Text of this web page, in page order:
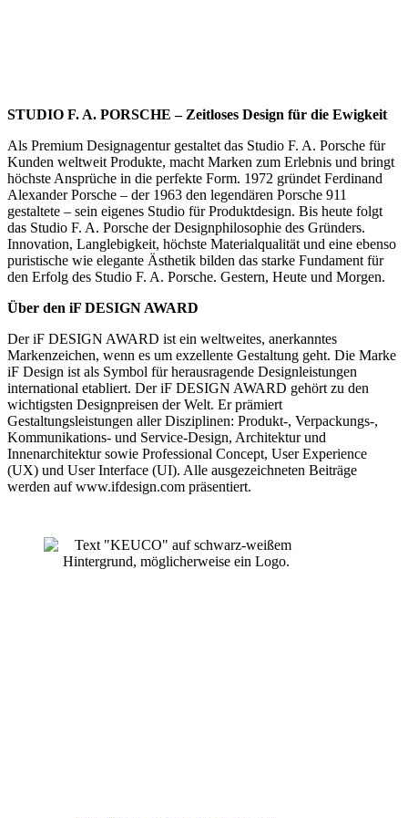
STUDIO F. A. PORSCHE – Zeitloses Design für die Ewigkeit
Als Premium Designagentur gestaltet das Studio F. A. Porsche für
Kunden weltweit Produkte, macht Marken zum Erlebnis und bringt
höchste Ansprüche in die perfekte Form. 1972 gründet Ferdinand
Alexander Porsche – der 1963 den legendären Porsche 911
gestaltete – sein eigenes Studio für Produktdesign. Bis heute folgt
das Studio F. A. Porsche der Designphilosophie des Gründers.
Innovation, Langlebigkeit, höchste Materialqualität und eine ebenso
puristische wie elegante Ästhetik bilden das starke Fundament für
den Erfolg des Studio F. A. Porsche. Gestern, Heute und Morgen.
Über den iF DESIGN AWARD
Der iF DESIGN AWARD ist ein weltweites, anerkanntes
Markenzeichen, wenn es um exzellente Gestaltung geht. Die Marke
iF Design ist als Symbol für herausragende Designleistungen
international etabliert. Der iF DESIGN AWARD gehört zu den
wichtigsten Designpreisen der Welt. Er prämiert
Gestaltungsleistungen aller Disziplinen: Produkt-, Verpackungs-,
Kommunikations- und Service-Design, Architektur und
Innenarchitektur sowie Professional Concept, User Experience
(UX) und User Interface (UI). Alle ausgezeichneten Beiträge
werden auf www.ifdesign.com präsentiert.